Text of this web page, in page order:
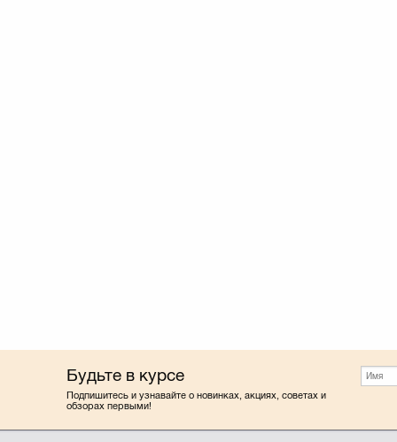
Будьте в курсе
Подпишитесь и узнавайте о новинках, акциях, советах и
обзорах первыми!